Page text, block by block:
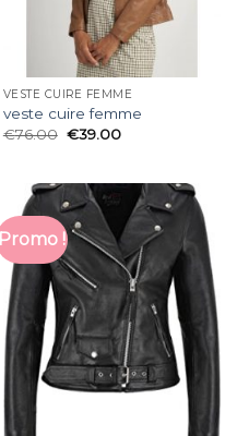
VESTE CUIRE FEMME
veste cuire femme
€76.00 €39.00
Promo !